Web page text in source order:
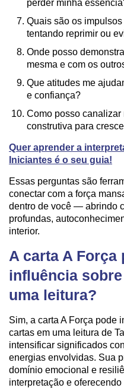
perder minha
Quais são os
tentando reprimir ou
Onde posso
mesma e com os
Que atitudes me
e confiança?
Como posso canalizar
construtiva para
Quer aprender a
Iniciantes é o seu guia!
Essas perguntas são
conectar com a força
dentro de você — abrindo
profundas,
interior.
A carta A Força
influência
uma leitura?
Sim, a carta A Força pode
cartas em uma leitura de
intensificar significados
energias envolvidas. Sua
domínio emocional e
interpretação e